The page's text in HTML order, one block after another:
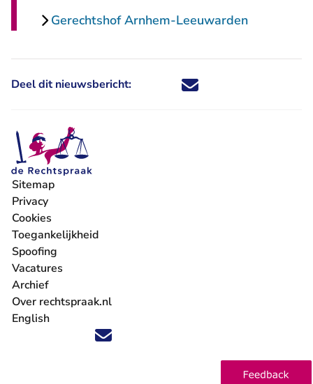
Gerechtshof Arnhem-Leeuwarden
Deel dit nieuwsbericht: Deel dit nieuwsbericht via X -
Deel dit nieuwsbericht via
Deel dit nieuwsbericht
Deel dit
Volg ons op X (Twitter) - U verlaat Rechtspraak.nl
Volg ons op Facebook - U verlaat Rechtspraak.nl
Volg ons op Instagram - U verlaat Rechtspraak.nl
Volg ons op Youtube - U verlaat Rechtspraak.nl
Volg ons op LinkedIn - U verlaat
'Blijf op de hoogte' nieuwsbrief - U verlaat
Sitemap
Privacy
Cookies
Toegankelijkheid
Spoofing
Vacatures
- U verlaat Rechtspraak.nl
Archief
Over rechtspraak.nl
English